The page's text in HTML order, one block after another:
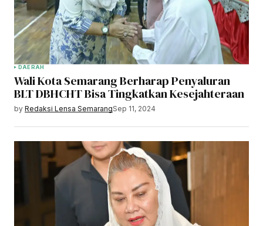
DAERAH
Wali Kota Semarang Berharap Penyaluran
BLT DBHCHT Bisa Tingkatkan Kesejahteraan
by Redaksi Lensa SemarangSep 11, 2024